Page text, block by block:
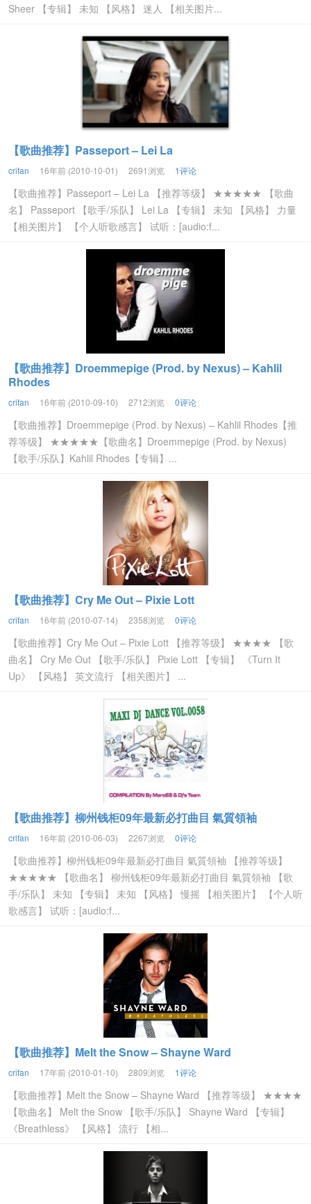
Sheer 【专辑】 未知 【风格】 迷人 【相关图片...
【歌曲推荐】Passeport – Lei La
crifan 16年前 (2010-10-01) 2691浏览 1评论
【歌曲推荐】Passeport – Lei La 【推荐等级】 ★★★★★ 【歌曲
名】 Passeport 【歌手/乐队】 Lei La 【专辑】 未知 【风格】 力量
【相关图片】 【个人听歌感言】 试听：[audio:f...
【歌曲推荐】Droemmepige (Prod. by Nexus) – Kahlil
Rhodes
crifan 16年前 (2010-09-10) 2712浏览 0评论
【歌曲推荐】Droemmepige (Prod. by Nexus) – Kahlil Rhodes【推
荐等级】 ★★★★★【歌曲名】Droemmepige (Prod. by Nexus)
【歌手/乐队】Kahlil Rhodes【专辑】...
【歌曲推荐】Cry Me Out – Pixie Lott
crifan 16年前 (2010-07-14) 2358浏览 0评论
【歌曲推荐】Cry Me Out – Pixie Lott 【推荐等级】 ★★★★ 【歌
曲名】 Cry Me Out 【歌手/乐队】 Pixie Lott 【专辑】 《Turn It
Up》 【风格】 英文流行 【相关图片】 ...
【歌曲推荐】柳州钱柜09年最新必打曲目 氣質領袖
crifan 16年前 (2010-06-03) 2267浏览 0评论
【歌曲推荐】柳州钱柜09年最新必打曲目 氣質領袖 【推荐等级】
★★★★★ 【歌曲名】 柳州钱柜09年最新必打曲目 氣質領袖 【歌
手/乐队】 未知 【专辑】 未知 【风格】 慢摇 【相关图片】 【个人听
歌感言】 试听：[audio:f...
【歌曲推荐】Melt the Snow – Shayne Ward
crifan 17年前 (2010-01-10) 2809浏览 1评论
【歌曲推荐】Melt the Snow – Shayne Ward 【推荐等级】 ★★★★
【歌曲名】 Melt the Snow 【歌手/乐队】 Shayne Ward 【专辑】
《Breathless》 【风格】 流行 【相...